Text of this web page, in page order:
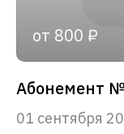
от 800 ₽
01 сентября